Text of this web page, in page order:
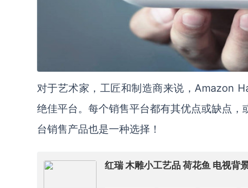
对于艺术家，工匠和制造商来说， Amazon
绝佳平台。每个销售平台都有其优点或缺点
台销售产品也是一种选择！
红瑞 木雕小工艺品 荷花鱼 电视背